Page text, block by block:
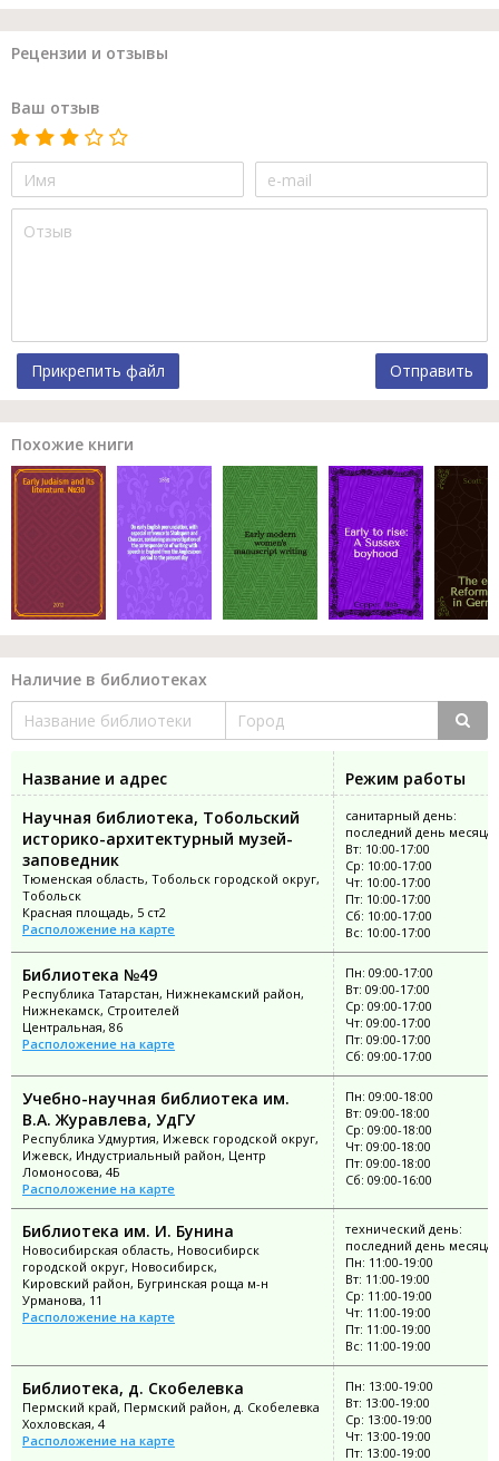
Рецензии и отзывы
Ваш отзыв
Прикрепить файл Отправить
Похожие книги
Наличие в библиотеках
Название и адрес
Режим работы
Научная библиотека, Тобольский
историко-архитектурный музей-
заповедник
Тюменская область, Тобольск городской округ,
Тобольск
Красная площадь, 5 ст2
Расположение на карте
санитарный день:
последний день месяца
Вт: 10:00-17:00
Ср: 10:00-17:00
Чт: 10:00-17:00
Пт: 10:00-17:00
Сб: 10:00-17:00
Вс: 10:00-17:00
Библиотека №49
Республика Татарстан, Нижнекамский район,
Нижнекамск, Строителей
Центральная, 86
Расположение на карте
Пн: 09:00-17:00
Вт: 09:00-17:00
Ср: 09:00-17:00
Чт: 09:00-17:00
Пт: 09:00-17:00
Сб: 09:00-17:00
Учебно-научная библиотека им.
В.А. Журавлева, УдГУ
Республика Удмуртия, Ижевск городской округ,
Ижевск, Индустриальный район, Центр
Ломоносова, 4Б
Расположение на карте
Пн: 09:00-18:00
Вт: 09:00-18:00
Ср: 09:00-18:00
Чт: 09:00-18:00
Пт: 09:00-18:00
Сб: 09:00-16:00
Библиотека им. И. Бунина
Новосибирская область, Новосибирск
городской округ, Новосибирск,
Кировский район, Бугринская роща м-н
Урманова, 11
Расположение на карте
технический день:
последний день месяца
Пн: 11:00-19:00
Вт: 11:00-19:00
Ср: 11:00-19:00
Чт: 11:00-19:00
Пт: 11:00-19:00
Вс: 11:00-19:00
Библиотека, д. Скобелевка
Пермский край, Пермский район, д. Скобелевка
Хохловская, 4
Расположение на карте
Пн: 13:00-19:00
Вт: 13:00-19:00
Ср: 13:00-19:00
Чт: 13:00-19:00
Пт: 13:00-19:00